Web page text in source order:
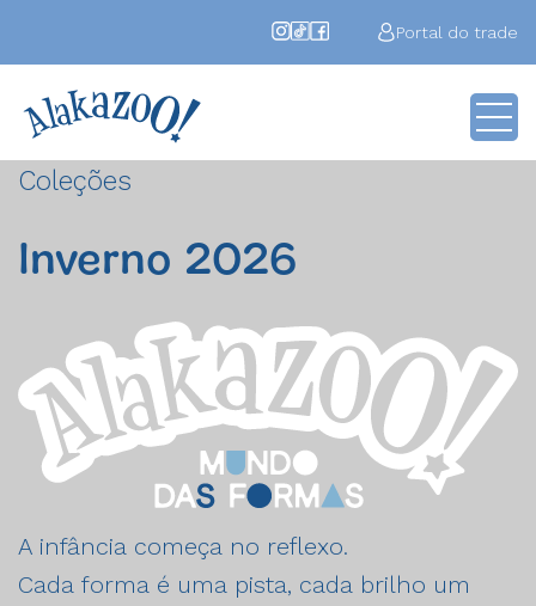
Portal do trade
Coleções
Inverno 2026
A infância começa no reflexo.
Cada forma é uma pista, cada brilho um